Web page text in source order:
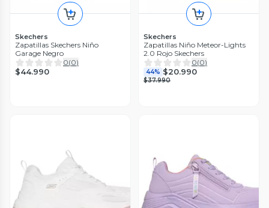
Skechers
Zapatillas Skechers Niño
Garage Negro
0(0)
$44.990
Skechers
Zapatillas Niño Meteor-Lights
2.0 Rojo Skechers
0(0)
44% $20.990
$37.990